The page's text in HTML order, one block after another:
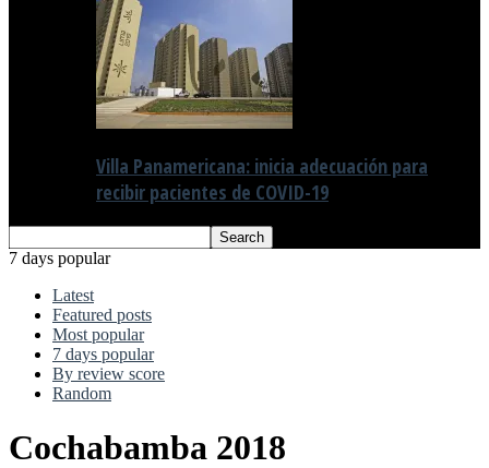
Villa Panamericana: inicia adecuación para
recibir pacientes de COVID-19
7 days popular
Latest
Featured posts
Most popular
7 days popular
By review score
Random
Cochabamba 2018